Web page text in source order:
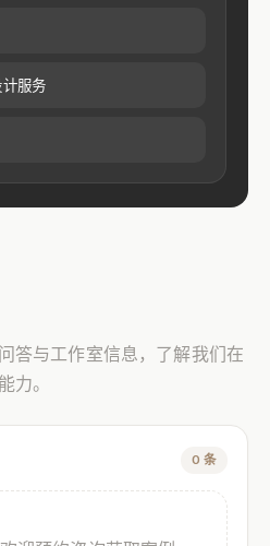
服务
答与工作室信息，了解我们在
力。
0 条